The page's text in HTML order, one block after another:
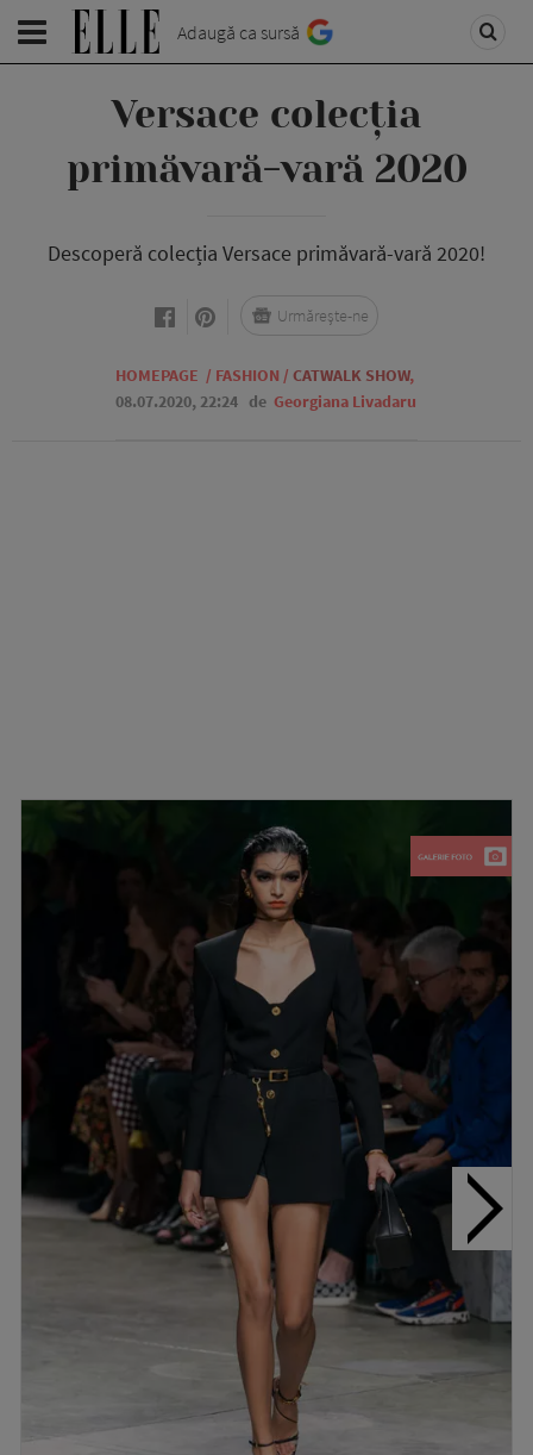
Adaugă ca sursă
Versace colecția
primăvară-vară 2020
Descoperă colecția Versace primăvară-vară 2020!
HOMEPAGE / FASHION / CATWALK SHOW,
08.07.2020, 22:24 de Georgiana Livadaru
Urmărește-ne